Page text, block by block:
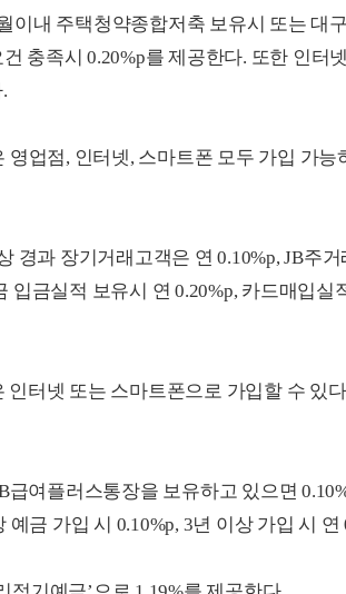
이내 주택청약종합저축 보유시 또는 대
충족시 0.20%p를 제공한다. 또한 인터
영업점, 인터넷, 스마트폰 모두 가입 가
경과 장기거래고객은 연 0.10%p, JB주
입금실적 보유시 연 0.20%p, 카드매입실
인터넷 또는 스마트폰으로 가입할 수 있
급여플러스통장을 보유하고 있으면
예금 가입 시 0.10%p, 3년 이상 가입 시